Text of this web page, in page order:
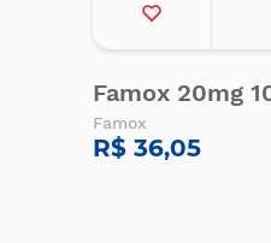
Famox 20mg
Famox
R$ 36,05